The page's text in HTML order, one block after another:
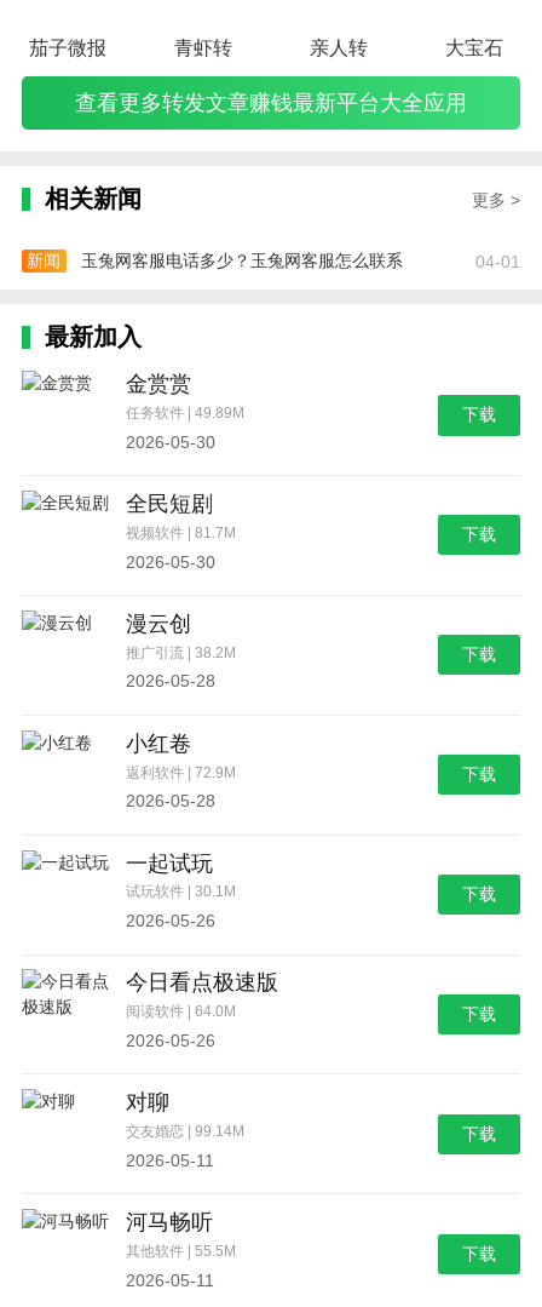
茄子微报 青虾转 亲人转 大宝石
查看更多转发文章赚钱最新平台大全应用
相关新闻 更多 >
新闻 玉兔网客服电话多少？玉兔网客服怎么联系 04-01
最新加入
金赏赏
任务软件 | 49.89M
2026-05-30
下载
全民短剧
视频软件 | 81.7M
2026-05-30
下载
漫云创
推广引流 | 38.2M
2026-05-28
下载
小红卷
返利软件 | 72.9M
2026-05-28
下载
一起试玩
试玩软件 | 30.1M
2026-05-26
下载
今日看点极速版
阅读软件 | 64.0M
2026-05-26
下载
对聊
交友婚恋 | 99.14M
2026-05-11
下载
河马畅听
其他软件 | 55.5M
2026-05-11
下载